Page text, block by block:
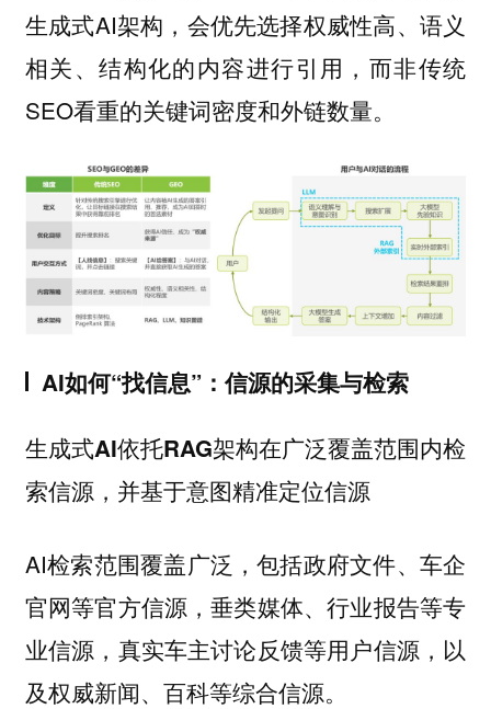
生成式AI架构，会优先选择权威性高、语义
相关、结构化的内容进行引用，而非传统
SEO看重的关键词密度和外链数量。
AI如何“找信息”：信源的采集与检索
生成式AI依托RAG架构在广泛覆盖范围内检
索信源，并基于意图精准定位信源
AI检索范围覆盖广泛，包括政府文件、车企
官网等官方信源，垂类媒体、行业报告等专
业信源，真实车主讨论反馈等用户信源，以
及权威新闻、百科等综合信源。